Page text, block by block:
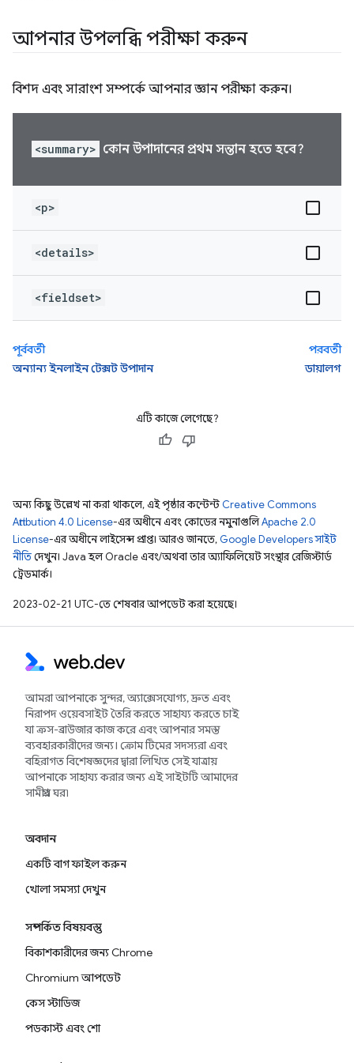
আপনার উপলব্ধি পরীক্ষা করুন
বিশদ এবং সারাংশ সম্পর্কে আপনার জ্ঞান পরীক্ষা করুন।
<summary> কোন উপাদানের প্রথম সন্তান হতে হবে?
<p>
<details>
<fieldset>
পূর্ববর্তী
অন্যান্য ইনলাইন টেক্সট উপাদান
পরবর্তী
ডায়ালগ
এটি কাজে লেগেছে?
অন্য কিছু উল্লেখ না করা থাকলে, এই পৃষ্ঠার কন্টেন্ট Creative Commons
Attribution 4.0 License-এর অধীনে এবং কোডের নমুনাগুলিApache 2.0
License-এর অধীনে লাইসেন্স প্রাপ্ত। আরও জানতে, Google Developers সাইট
নীতিদেখুন। Java হল Oracle এবং/অথবা তার অ্যাফিলিয়েট সংস্থার রেজিস্টার্ড
ট্রেডমার্ক।
2023-02-21 UTC-তে শেষবার আপডেট করা হয়েছে।
আমরা আপনাকে সুন্দর, অ্যাক্সেসযোগ্য, দ্রুত এবং
নিরাপদ ওয়েবসাইট তৈরি করতে সাহায্য করতে চাই
যা ক্রস-ব্রাউজার কাজ করে এবং আপনার সমস্ত
ব্যবহারকারীদের জন্য। ক্রোম টিমের সদস্যরা এবং
বহিরাগত বিশেষজ্ঞদের দ্বারা লিখিত সেই যাত্রায়
আপনাকে সাহায্য করার জন্য এই সাইটটি আমাদের
সামগ্রীর ঘর৷
অবদান
একটি বাগ ফাইল করুন
খোলা সমস্যা দেখুন
সম্পর্কিত বিষয়বস্তু
বিকাশকারীদের জন্য Chrome
Chromium আপডেট
কেস স্টাডিজ
পডকাস্ট এবং শো